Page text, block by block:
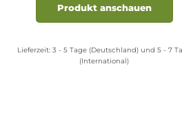
Produkt anschauen
Lieferzeit: 3 - 5 Tage (Deutschland) und 5 - 7
(International)